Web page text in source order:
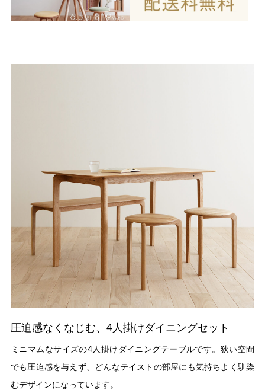
圧迫感なくなじむ、4人掛けダイニングセット
ミニマムなサイズの4人掛けダイニングテーブルです。狭い空間
でも圧迫感を与えず、どんなテイストの部屋にも気持ちよく馴染
むデザインになっています。